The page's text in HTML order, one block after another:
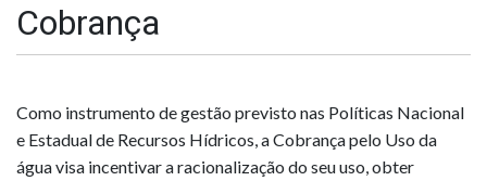
Cobrança
Como instrumento de gestão previsto nas Políticas Nacional
e Estadual de Recursos Hídricos, a Cobrança pelo Uso da
água visa incentivar a racionalização do seu uso, obter